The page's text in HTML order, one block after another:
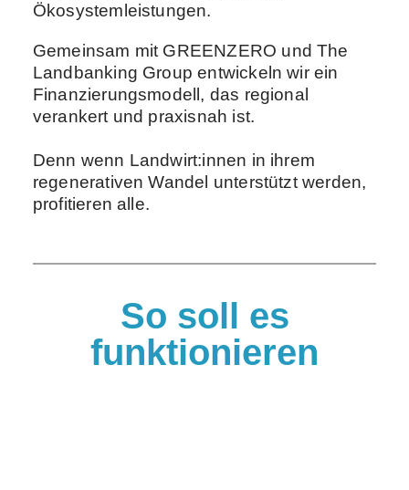
Ökosystemleistungen.
Gemeinsam mit GREENZERO und The
Landbanking Group entwickeln wir ein
Finanzierungsmodell, das regional
verankert und praxisnah ist.
Denn wenn Landwirt:innen in ihrem
regenerativen Wandel unterstützt werden,
profitieren alle.
So soll es
funktionieren